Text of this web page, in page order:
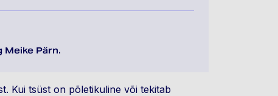
Pärn.
Kui tsüst on põletikuline või tekitab